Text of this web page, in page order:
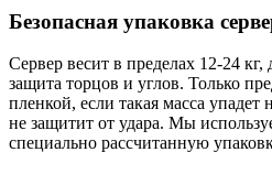
Безопасная упаковка
Сервер весит в пределах 12-24
защита торцов и углов. Только
пленкой, если такая масса упадет
не защитит от удара. Мы
специально расcчитанную